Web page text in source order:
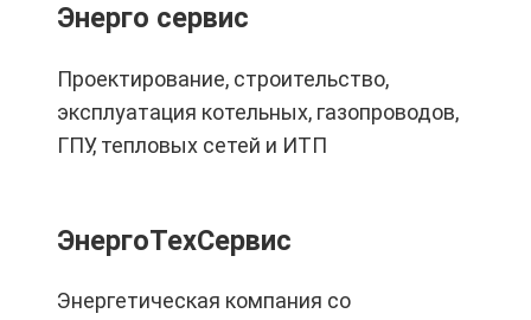
Энерго сервис
Проектирование, строительство,
эксплуатация котельных, газопроводов,
ГПУ, тепловых сетей и ИТП
ЭнергоТехСервис
Энергетическая компания со